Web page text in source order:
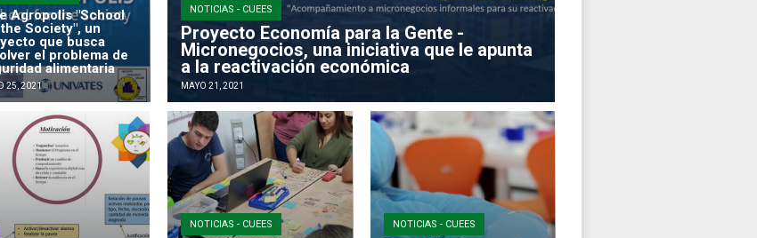
Agropolis "School
Society", un
que busca
el problema de
alimentaria
25, 2021
NOTICIAS - CUEES
Proyecto Economía para la Gente -
Micronegocios, una iniciativa que le apunta
a la reactivación económica
MAYO 21, 2021
NOTICIAS - CUEES NOTICIAS - CUEES